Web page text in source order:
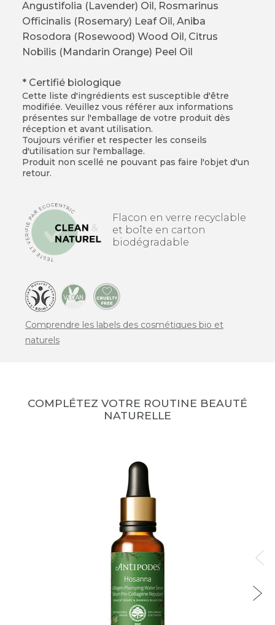
Angustifolia (Lavender) Oil, Rosmarinus
Officinalis (Rosemary) Leaf Oil, Aniba
Rosodora (Rosewood) Wood Oil, Citrus
Nobilis (Mandarin Orange) Peel Oil
* Certifié biologique
Cette liste d'ingrédients est susceptible d'être
modifiée. Veuillez vous référer aux informations
présentes sur l'emballage de votre produit dès
réception et avant utilisation.
Toujours vérifier et respecter les conseils
d'utilisation sur l'emballage.
Produit non scellé ne pouvant pas faire l'objet d'un
retour.
Flacon en verre recyclable
et boîte en carton
biodégradable
Comprendre les labels des cosmétiques bio et
naturels
COMPLÉTEZ VOTRE ROUTINE BEAUTÉ
NATURELLE